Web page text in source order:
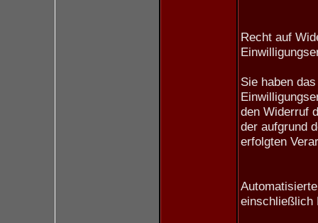
Recht auf
Sie haben
den Widerruf
der aufgrund
erfolgten
einschließlich